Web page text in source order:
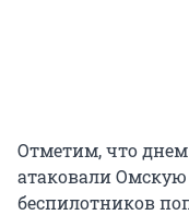
Отметим, что
атаковали Омскую
беспилотников